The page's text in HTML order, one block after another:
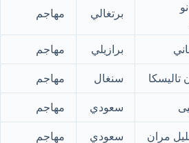
برتغالي مهاجم
برازيلي مهاجم
تاليسكا سنغال مهاجم
سعودي مهاجم
مران سعودي مهاجم